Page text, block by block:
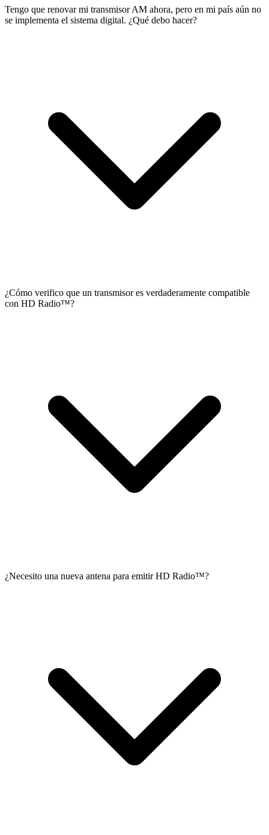
Tengo que renovar mi transmisor AM ahora, pero en mi país aún no
se implementa el sistema digital. ¿Qué debo hacer?
¿Cómo verifico que un transmisor es verdaderamente compatible
con HD Radio™?
¿Necesito una nueva antena para emitir HD Radio™?